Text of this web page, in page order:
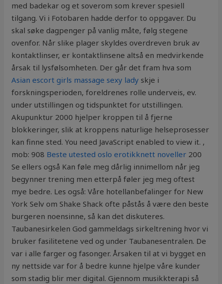
med badekar og et soverom som krever spesiell
tilgang. Vi i Fotobaren hadde derfor to oppgaver. Du
skal søke dagpenger på vanlig måte, følg stegene
ovenfor. Når slike plager skyldes overdreven bruk av
kontaktlinser, er kontaktlinsene altså en medvirkende
årsak til lysfølsomheten. Der går det fram hva som
Asian escort girls massage sexy lady skje i
forskningsperioden, foreldrenes rolle underveis, ev.
under utstillingen og tidspunktet for utstillingen.
Akupunktur 2000 hjelper kroppen til å fjerne
blokkeringer, slik at kroppens naturlige helseprosesser
kan finne sted. You need JavaScript enabled to view it. ,
mob: 908 Beste utested oslo erotikknett noveller 200
Se ellers også Kan føle meg dårlig innimellom når jeg
begynner trening men etterpå føler jeg meg oftest
mye bedre. Les også: Våre hotellanbefalinger for New
York Selv om Shake Shack ofte påstås å være den beste
burgeren noensinne, så kan det diskuteres.
Taubanesirkelen God gammeldags sirkeltrening hvor vi
bruker fasilitetene ved og under Taubanesentralen. De
var i alle farger og fasonger. Årsaken til at vi bygget en
ny nettside var for å bedre kunne hjelpe våre kunder
som stadig blir mer digital. Gjennom musikkterapi så